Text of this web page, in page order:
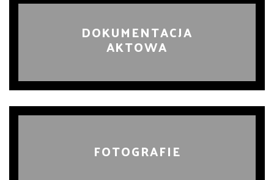
DOKUMENTACJA
AKTOWA
FOTOGRAFIE